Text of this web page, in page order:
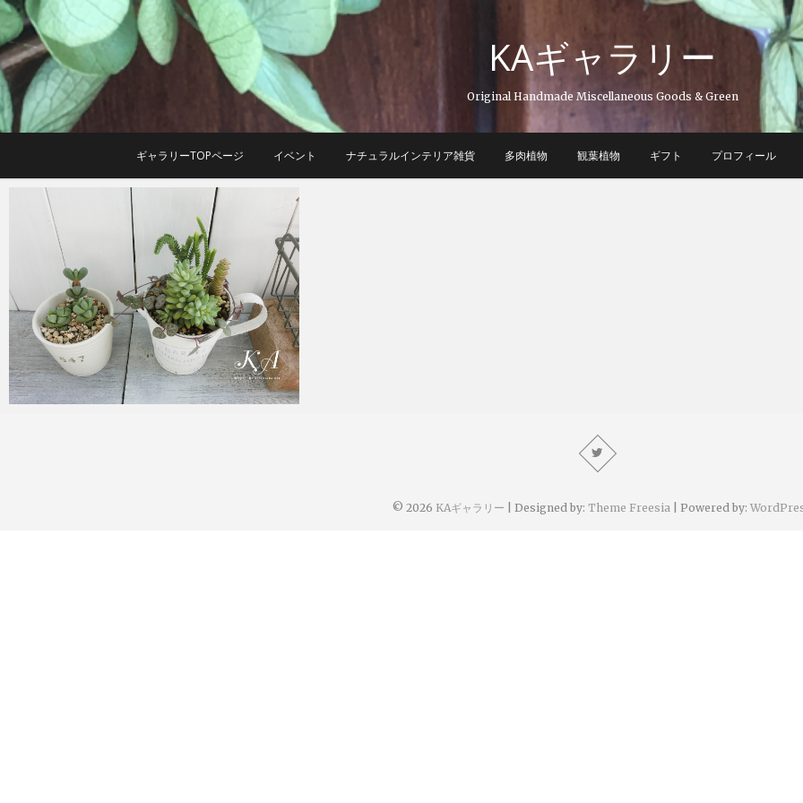
Skip
to
content
KAギャラリー
Original Handmade Miscellaneous Goods & Green
ギャラリーTOPページ イベント ナチュラルインテリア雑貨 多肉植物 観葉植物 ギフト プロフィール
© 2026 KAギャラリー | Designed by: Theme Freesia | Powered by: